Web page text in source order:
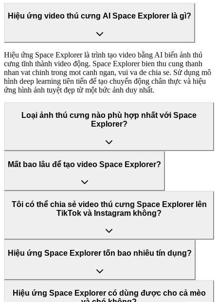
Hiệu ứng video thú cưng AI Space Explorer là gì?
Hiệu ứng Space Explorer là trình tạo video bằng AI biến ảnh thú
cưng tĩnh thành video động. Space Explorer bien thu cung thanh
nhan vat chinh trong mot canh ngan, vui va de chia se. Sử dụng mô
hình deep learning tiên tiến để tạo chuyển động chân thực và hiệu
ứng hình ảnh tuyệt đẹp từ một bức ảnh duy nhất.
Loại ảnh thú cưng nào phù hợp nhất với Space
Explorer?
Mất bao lâu để tạo video Space Explorer?
Tôi có thể chia sẻ video thú cưng Space Explorer lên
TikTok và Instagram không?
Hiệu ứng Space Explorer tốn bao nhiêu tín dụng?
Hiệu ứng Space Explorer có dùng được cho cả mèo